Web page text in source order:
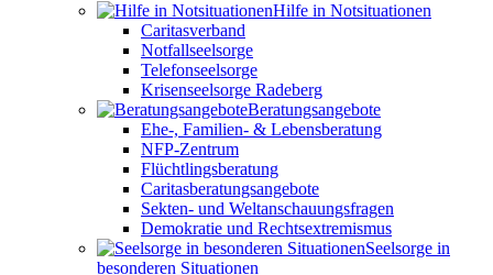
Hilfe in Notsituationen
Caritasverband
Notfallseelsorge
Telefonseelsorge
Krisenseelsorge Radeberg
Beratungsangebote
Ehe-, Familien- & Lebensberatung
NFP-Zentrum
Flüchtlingsberatung
Caritasberatungsangebote
Sekten- und Weltanschauungsfragen
Demokratie und Rechtsextremismus
Seelsorge in
besonderen Situationen